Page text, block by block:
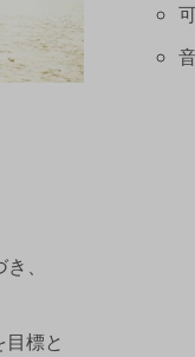
、
標と